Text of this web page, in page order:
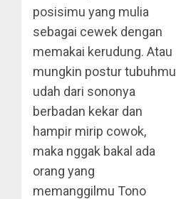
posisimu yang mulia
sebagai cewek dengan
memakai kerudung. Atau
mungkin postur tubuhmu
udah dari sononya
berbadan kekar dan
hampir mirip cowok,
maka nggak bakal ada
orang yang
memanggilmu Tono